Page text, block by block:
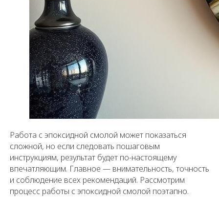
Работа с эпоксидной смолой может показаться
сложной, но если следовать пошаговым
инструкциям, результат будет по-настоящему
впечатляющим. Главное — внимательность, точность
и соблюдение всех рекомендаций. Рассмотрим
процесс работы с эпоксидной смолой поэтапно.